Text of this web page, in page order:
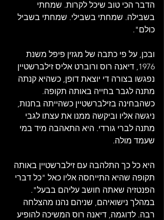
הדבר הכי טוב שיכל לקרות. שמחתי
בשבילה. שמחתי בשבילי. שמחתי בשביל
כולם".
ובכן, על פי כתבה של מגזין פיפל משנת
1976, דיאנה רוס ורוברט אליס זילברשטיין
נפגשו בצורה די יוצאת דופן, כשהיא קנתה
מתנה לגבר בחייה באותה תקופה.
כשהבחינה בזילברשטיין כשהייתה בחנות,
ניגשה אליו וביקשה ממנו את עצתו לגבי
מתנה לברי גורדי. היא התאהבה מיד במי
שעמד מולה.
היא כל כך התלהבה עם זילברשטיין באותה
תקופה שהיא התייחסה אליו כאל "כל דברי
הפנטזיה שאתה חושב עליהם בבעל".
במהלך נישואיהם, שניהם נהנו מהצלחה
רבה. לדוגמה, דיאנה רוס המשיכה להופיע